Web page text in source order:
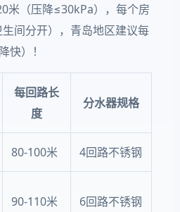
米（压降≤30kPa），每个房
间分开），青岛地区建议每
快）！
每回路长
度
分水器规格
80-100米 4回路不锈钢
90-110米 6回路不锈钢